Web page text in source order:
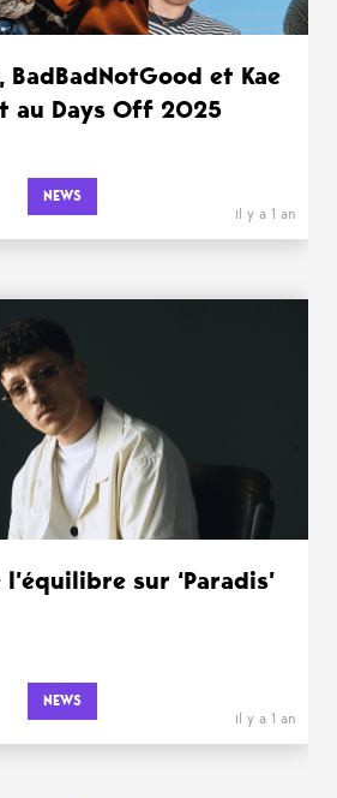
BadBadNotGood et Kae
au Days Off 2025
NEWS
il y a 1 an
sur ‘Paradis’
NEWS
il y a 1 an